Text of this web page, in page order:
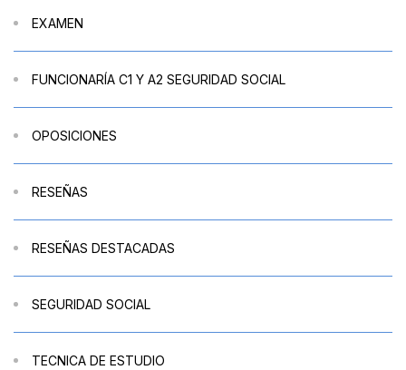
EXAMEN
FUNCIONARÍA C1 Y A2 SEGURIDAD SOCIAL
OPOSICIONES
RESEÑAS
RESEÑAS DESTACADAS
SEGURIDAD SOCIAL
TECNICA DE ESTUDIO